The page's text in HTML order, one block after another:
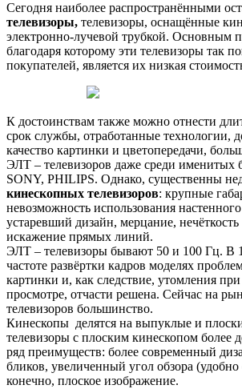
Сегодня наиболее распространёнными
телевизоры, телевизоры, оснащённые
электронно-лучевой трубкой. Основным
благодаря которому эти телевизоры так
покупателей, является их низкая
К достоинствам также можно отнести
срок службы, отработанные технологии,
качество картинки и цветопередачи,
ЭЛТ – телевизоров даже среди именитых
SONY, PHILIPS. Однако, существенны
кинескопных телевизоров: крупные
невозможность использования
устаревший дизайн, мерцание,
искажение прямых линий.
ЭЛТ – телевизоры бывают 50 и 100 Гц. В
частоте развёртки кадров моделях
картинки и, как следствие, утомления
просмотре, отчасти решена. Сейчас на
телевизоров большинство.
Кинескопы делятся на выпуклые и
телевизоры с плоским кинескопом более
ряд преимуществ: более современный
бликов, увеличенный угол обзора (удобно
конечно, плоское изображение.